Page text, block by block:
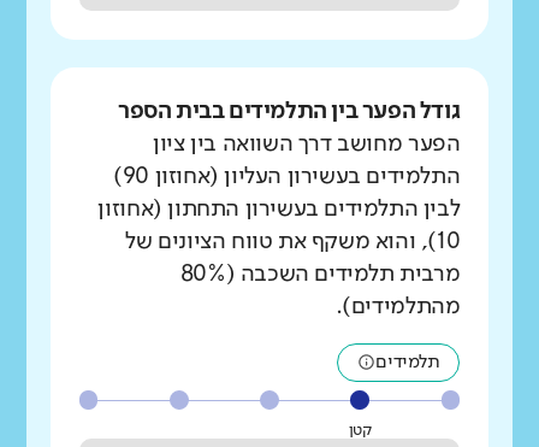
גודל הפער בין התלמידים בבית הספר
הפער מחושב דרך השוואה בין ציון
התלמידים בעשירון העליון (אחוזון 90)
לבין התלמידים בעשירון התחתון (אחוזון
10), והוא משקף את טווח הציונים של
מרבית תלמידים השכבה (80%
מהתלמידים).
תלמידים
קטן